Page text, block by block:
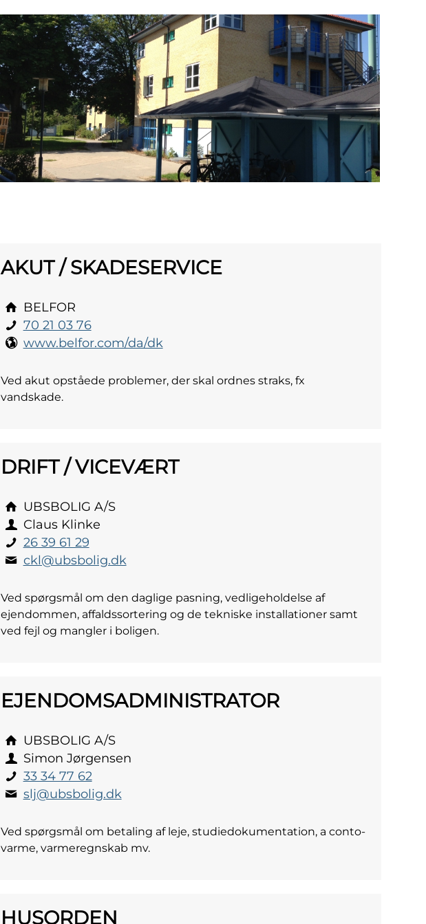
AKUT / SKADESERVICE
BELFOR
70 21 03 76
www.belfor.com/da/dk
Ved akut opståede problemer, der skal ordnes straks, fx
vandskade.
DRIFT / VICEVÆRT
UBSBOLIG A/S
Claus Klinke
26 39 61 29
ckl@ubsbolig.dk
Ved spørgsmål om den daglige pasning, vedligeholdelse af
ejendommen, affaldssortering og de tekniske installationer samt
ved fejl og mangler i boligen.
EJENDOMS­ADMINISTRATOR
UBSBOLIG A/S
Simon Jørgensen
33 34 77 62
slj@ubsbolig.dk
Ved spørgsmål om betaling af leje, studiedokumentation, a conto-
varme, varmeregnskab mv.
HUSORDEN